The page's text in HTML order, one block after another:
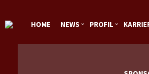
HOME NEWS PROFIL